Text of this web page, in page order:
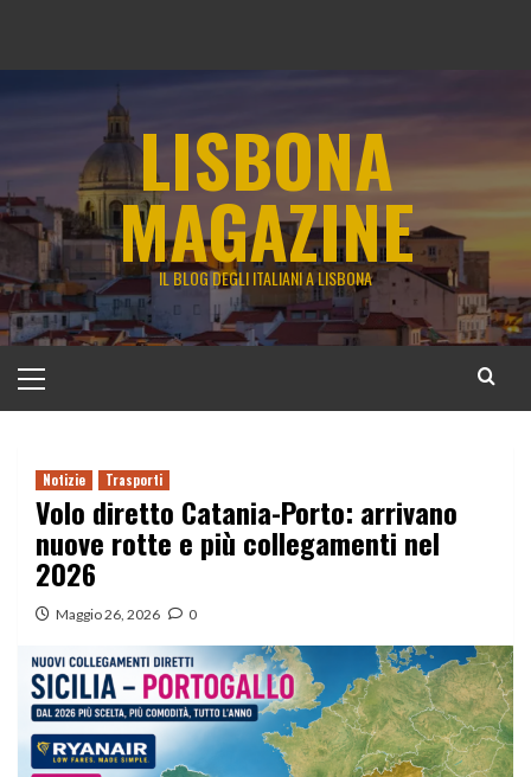
LISBONA
MAGAZINE
IL BLOG DEGLI ITALIANI A LISBONA
principale
Notizie Trasporti
Volo diretto Catania-Porto: arrivano
nuove rotte e più collegamenti nel
2026
Maggio 26, 2026 0